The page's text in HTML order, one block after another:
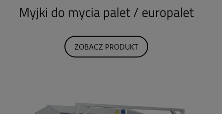
Myjki do mycia palet / europalet
ZOBACZ PRODUKT